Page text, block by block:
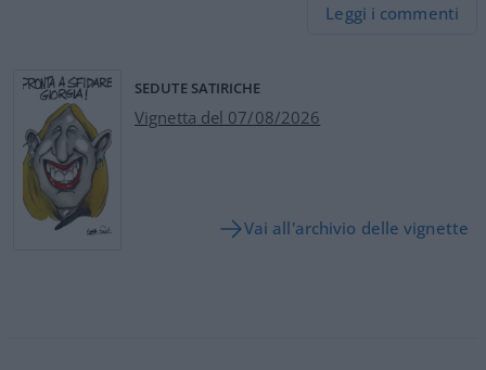
Leggi i commenti
SEDUTE SATIRICHE
Vignetta del 07/08/2026
Vai all'archivio delle vignette